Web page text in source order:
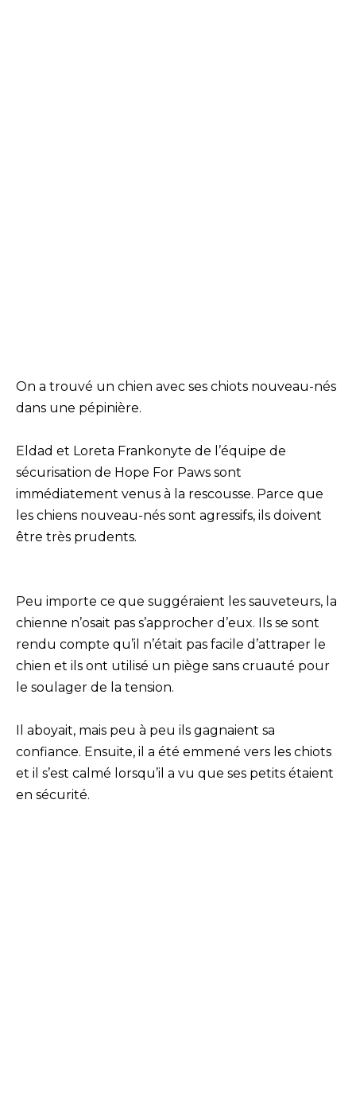
On a trouvé un chien avec ses chiots nouveau-nés
dans une pépinière.
Eldad et Loreta Frankonyte de l’équipe de
sécurisation de Hope For Paws sont
immédiatement venus à la rescousse. Parce que
les chiens nouveau-nés sont agressifs, ils doivent
être très prudents.
Peu importe ce que suggéraient les sauveteurs, la
chienne n’osait pas s’approcher d’eux. Ils se sont
rendu compte qu’il n’était pas facile d’attraper le
chien et ils ont utilisé un piège sans cruauté pour
le soulager de la tension.
Il aboyait, mais peu à peu ils gagnaient sa
confiance. Ensuite, il a été emmené vers les chiots
et il s’est calmé lorsqu’il a vu que ses petits étaient
en sécurité.